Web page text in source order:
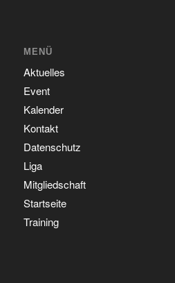
MENÜ
Aktuelles
Event
Kalender
Kontakt
Datenschutz
Liga
Mitgliedschaft
Startseite
Training